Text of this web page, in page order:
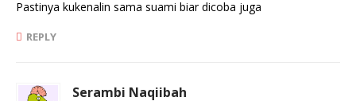
Pastinya kukenalin sama suami biar dicoba juga
REPLY
Serambi Naqiibah